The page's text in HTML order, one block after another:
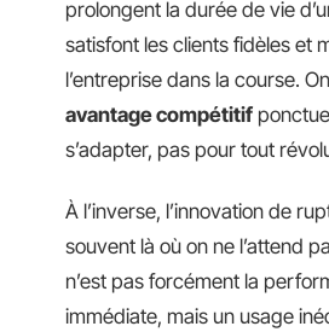
prolongent la durée de vie
satisfont les clients fidèles et
l’entreprise dans la course.
avantage compétitif
s’adapter, pas pour tout
À l’inverse, l’innovation de
souvent là où on ne l’attend
n’est pas forcément la
immédiate, mais un usage